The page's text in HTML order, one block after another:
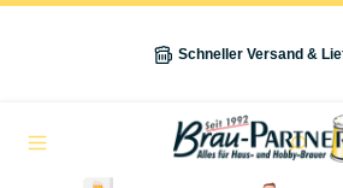
Schneller Versand &